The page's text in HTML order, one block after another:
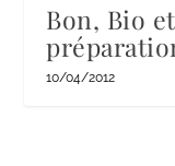
Bon, Bio
10/04/2012